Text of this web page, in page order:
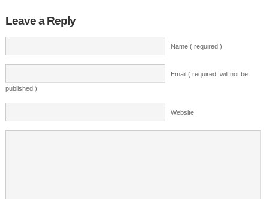
Leave a Reply
Name ( required )
Email ( required; will not be
published )
Website